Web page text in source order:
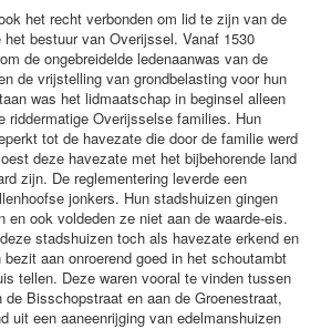
het recht verbonden om lid te zijn van de
het bestuur van Overijssel. Vanaf 1530
de ongebreidelde ledenaanwas van de
de vrijstelling van grondbelasting voor hun
was het lidmaatschap in beginsel alleen
riddermatige Overijsselse families. Hun
tot de havezate die door de familie werd
deze havezate met het bijbehorende land
zijn. De reglementering leverde een
jonkers. Hun stadshuizen gingen
en ook voldeden ze niet aan de waarde-eis.
stadshuizen toch als havezate erkend en
aan onroerend goed in het schoutambt
tellen. Deze waren vooral te vinden tussen
de Bisschopstraat en aan de Groenestraat,
uit een aaneenrijging van edelmanshuizen